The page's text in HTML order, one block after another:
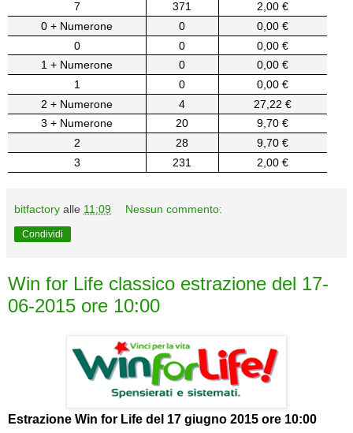
7
371
2,00 €
0 + Numerone
0
0,00 €
0
0
0,00 €
1 + Numerone
0
0,00 €
1
0
0,00 €
2 + Numerone
4
27,22 €
3 + Numerone
20
9,70 €
2
28
9,70 €
3
231 2,00 €
bitfactory alle 11:09 Nessun commento:
Condividi
Win for Life classico estrazione del 17-
06-2015 ore 10:00
Estrazione Win for Life del 17 giugno 2015 ore 10:00